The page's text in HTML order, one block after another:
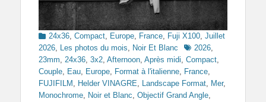
Categories
24x36, Compact, Europe, France, Fuji X100, Juillet
2026, Les photos du mois, Noir Et Blanc Tags2026,
23mm, 24x36, 3x2, Afternoon, Après midi, Compact,
Couple, Eau, Europe, Format à l'italienne, France,
FUJIFILM , Helder VINAGRE, Landscape Format, Mer,
Monochrome, Noir et Blanc, Objectif Grand Angle,